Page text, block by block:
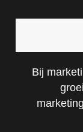
Bij